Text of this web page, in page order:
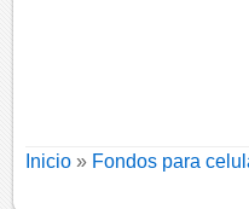
Inicio » Fondos para